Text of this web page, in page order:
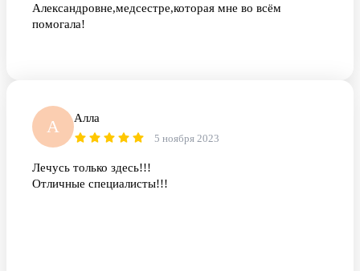
Александровне,медсестре,которая мне во всём
помогала!
А Алла
5 ноября 2023
Лечусь только здесь!!!
Отличные специалисты!!!